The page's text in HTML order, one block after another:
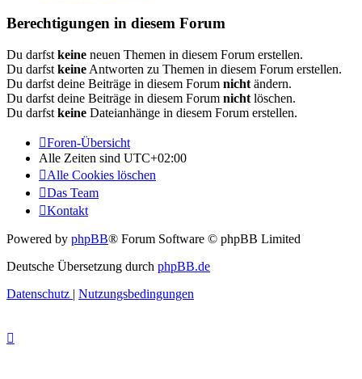
Berechtigungen in diesem Forum
Du darfst keine neuen Themen in diesem Forum erstellen.
Du darfst keine Antworten zu Themen in diesem Forum erstellen.
Du darfst deine Beiträge in diesem Forum nicht ändern.
Du darfst deine Beiträge in diesem Forum nicht löschen.
Du darfst keine Dateianhänge in diesem Forum erstellen.
Foren-Übersicht
Alle Zeiten sind UTC+02:00
Alle Cookies löschen
Das Team
Kontakt
Powered by phpBB® Forum Software © phpBB Limited
Deutsche Übersetzung durch phpBB.de
Datenschutz | Nutzungsbedingungen